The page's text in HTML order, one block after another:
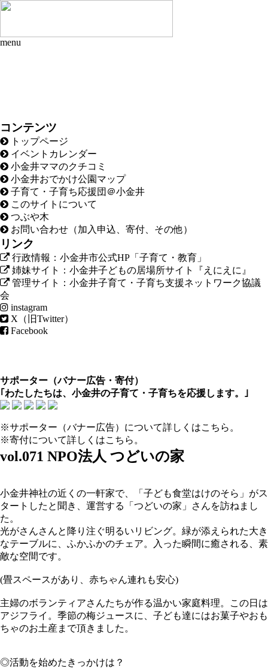
menu
コンテンツ
トップページ
イベントカレンダー
小金井ママのクチコミ
小金井おでかけ公園マップ
子育て・子育ち応援団＠小金井
このサイトについて
つぶや木
お問い合わせ（加入申込、寄付、その他）
リンク
行政情報：小金井市公式HP「子育て・教育」
姉妹サイト：小金井子どもの居場所サイト『えにえに』
管理サイト：小金井子育て・子育ち支援ネットワーク協議
会
instagram
X（旧Twitter）
Facebook
サポーター（バナー広告 ・ 寄付）
｢わたしたちは、小金井の子育て・子育ちを応援します。｣
※サポーター（バナー広告）について詳しくはこちら 。
※寄付について詳しくはこちら 。
vol.071 NPO法人 つどいの家
小金井神社の近くの一軒家で、「子ども食堂はけのそら」がス
タートしたと聞き、運営する「つどいの家」さんを訪ねまし
た。
光がさんさんと降り注ぐ明るいリビング。緑が添えられた大き
なテーブルに、ふかふかのチェア。入った瞬間に癒される、素
敵な空間です。
(畳スペースがあり、赤ちゃん連れも安心)
主婦のボランティアさんたちが作る温かい家庭料理。この日は
アジフライ。季節の梅ジュースに、子ども達にはお菓子やおも
ちゃのお土産まで頂きました。
◎活動を始めたきっかけは？